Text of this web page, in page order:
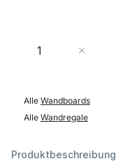
Menge
Alle Wandboards
Alle Wandregale
Produktbeschreibung